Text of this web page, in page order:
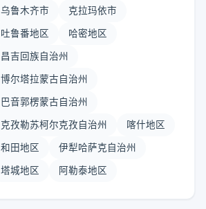
乌鲁木齐市 克拉玛依市
吐鲁番地区 哈密地区
昌吉回族自治州
博尔塔拉蒙古自治州
巴音郭楞蒙古自治州
克孜勒苏柯尔克孜自治州 喀什地区
和田地区 伊犁哈萨克自治州
塔城地区 阿勒泰地区